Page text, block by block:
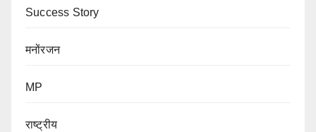
Success Story
मनोंरजन
MP
राष्ट्रीय